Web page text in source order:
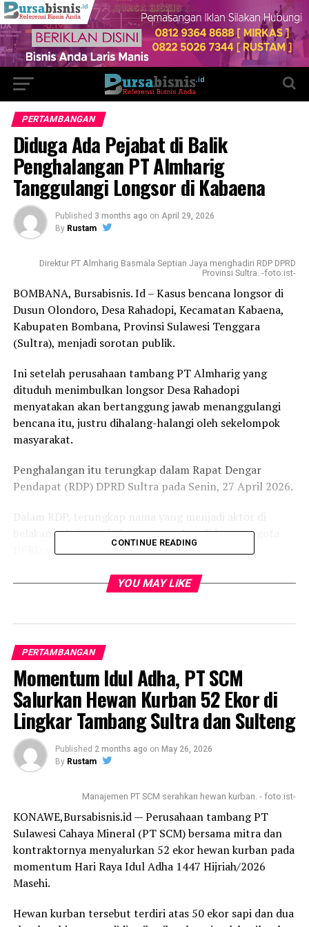
PERTAMBANGAN
Diduga Ada Pejabat di Balik
Penghalangan PT Almharig
Tanggulangi Longsor di Kabaena
Published 3 months ago on April 29, 2026
By Rustam
Direktur PT Almharig Basmala Septian Jaya menghadiri RDP DPRD
Provinsi Sultra. -foto:ist-
BOMBANA, Bursabisnis. Id – Kasus bencana longsor di
Dusun Olondoro, Desa Rahadopi, Kecamatan Kabaena,
Kabupaten Bombana, Provinsi Sulawesi Tenggara
(Sultra), menjadi sorotan publik.
Ini setelah perusahaan tambang PT Almharig yang
dituduh menimbulkan longsor Desa Rahadopi
menyatakan akan bertanggung jawab menanggulangi
bencana itu, justru dihalang-halangi oleh sekelompok
masyarakat.
Penghalangan itu terungkap dalam Rapat Dengar
Pendapat (RDP) DPRD Sultra pada Senin, 27 April 2026.
Dalam RDP, terungkap nama yang menjadi aktor di
belakang aksi penghalangan tersebut diduga anggota
DPRD sendiri dari Fraksi PKS.
Tak hanya itu, Wakil Bupati Bombana Ahmad Yani juga
dikait-kaitkan dengan penghalang-halangan
Dia secara terbuka akan pasang badan menolak aktivitas
pertambangan PT Almharig yang dianggapnya sumber
bencana longsor. Orang nomor dua di Kabupaten
Bombana itu siap mempertaruhkan jabatan untuk
menolak keras aktivitas PT Almharig.
Ahmad Yani menilai longsor telah membuat air keruh
dan mata air kering.
Kabupaten Bombana menyebut mata air tidak rusak dan
tidak kering. Lokasi mata air berjarak 501 meter dari
area longsor.
Plt Kepala Dinas Lingkungan Hidup (DLH) Kabupaten
Bombana Siti Arnidar yang juga hadir di RDP
tidak rusak dan tidak kering itu sesuai dengan Berita
CONTINUE READING
YOU MAY LIKE
PERTAMBANGAN
Momentum Idul Adha, PT SCM
Salurkan Hewan Kurban 52 Ekor di
Lingkar Tambang Sultra dan Sulteng
Published 2 months ago on May 26, 2026
By Rustam
Manajemen PT SCM serahkan hewan kurban. - foto:ist-
KONAWE,Bursabisnis.id — Perusahaan tambang PT
Sulawesi Cahaya Mineral (PT SCM) bersama mitra dan
kontraktornya menyalurkan 52 ekor hewan kurban pada
momentum Hari Raya Idul Adha 1447 Hijriah/2026
Masehi.
Hewan kurban tersebut terdiri atas 50 ekor sapi dan dua